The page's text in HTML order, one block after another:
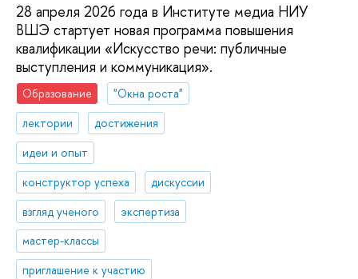
28 апреля 2026 года в Институте медиа НИУ
ВШЭ стартует новая программа повышения
квалификации «Искусство речи: публичные
выступления и коммуникация».
Образование
"Окна роста"
лектории
достижения
идеи и опыт
конструктор успеха
дискуссии
взгляд ученого
экспертиза
мастер-классы
приглашение к участию